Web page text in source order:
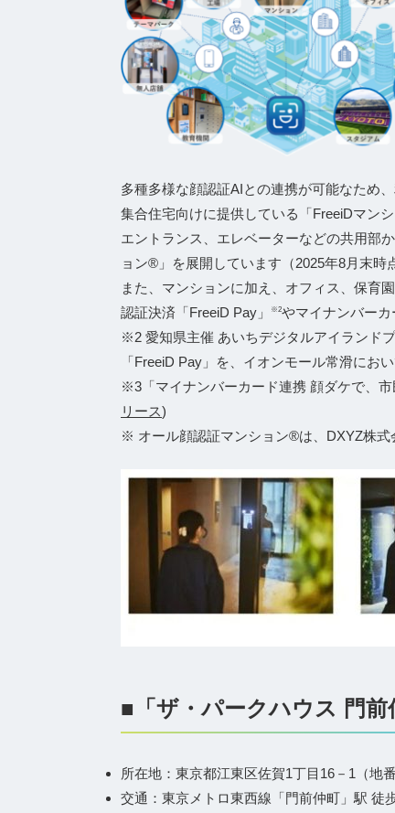
多種多様な顔認証AIとの連携が可能なため
集合住宅向けに提供している「FreeiDマン
エントランス、エレベーターなどの共用部
ョン®」を展開しています（2025年8月末時
また、マンションに加え、オフィス、保育
認証決済「FreeiD Pay」
※2やマイナンバー
※2 愛知県主催 あいちデジタルアイランド
「FreeiD Pay」を、イオンモール常滑にお
※3「マイナンバーカード連携 顔ダケで、
リース)
※ オール顔認証マンション®は、DXYZ株式
■「ザ・パークハウス 門前
所在地：東京都江東区佐賀1丁目16－1（地番
交通：東京メトロ東西線「門前仲町」駅 徒